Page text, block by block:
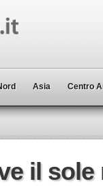
Asia Centro
il sole